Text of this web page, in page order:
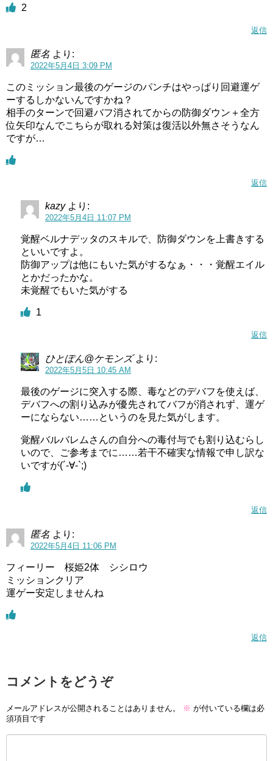
2
返信
匿名 より:
2022年5月4日 3:09 PM
このミッション最後のゲージのパンチはやっぱり回避運ゲ
ーするしかないんですかね？
相手のターンで回避バフ消されてからの防御ダウン＋全方
位矢印なんでこちらが取れる対策は復活以外無さそうなん
ですが…
返信
kazy より:
2022年5月4日 11:07 PM
覚醒ベルナデッタのスキルで、防御ダウンを上書きする
といいですよ。
防御アップは他にもいた気がするなぁ・・・覚醒エイル
とかだったかな。
未覚醒でもいた気がする
1
返信
ひとぽん@ケモンズ より:
2022年5月5日 10:45 AM
最後のゲージに突入する際、毒などのデバフを使えば、
デバフへの割り込みが優先されてバフが消されず、運ゲ
ーにならない……というのを見た気がします。
覚醒バルバレムさんの自分への毒付与でも割り込むらし
いので、ご参考までに……若干不確実な情報で申し訳な
いですが(´-∀-`;)
返信
匿名 より:
2022年5月4日 11:06 PM
フィーリー 桜姫2体 シシロウ
ミッションクリア
運ゲー安定しませんね
返信
コメントをどうぞ
メールアドレスが公開されることはありません。 ※ が付いている欄は必
須項目です